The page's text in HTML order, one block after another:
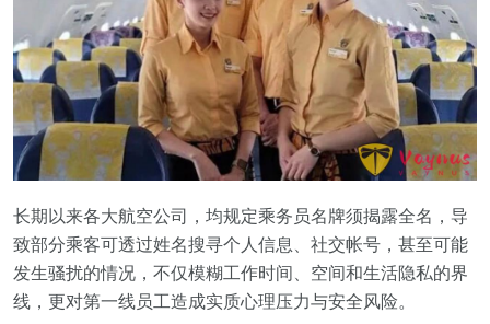
长期以来各大航空公司，均规定乘务员名牌须揭露全名，导
致部分乘客可透过姓名搜寻个人信息、社交帐号，甚至可能
发生骚扰的情况，不仅模糊工作时间、空间和生活隐私的界
线，更对第一线员工造成实质心理压力与安全风险。